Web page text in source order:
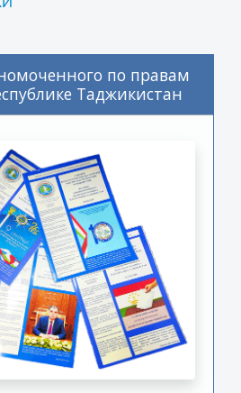
по правам
Таджикистан